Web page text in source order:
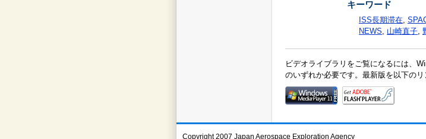
キーワード
ISS長期滞在,
NEWS, 山崎直子,
ビデオライブラリをご覧になるには、
のいずれか必要です。最新版を以下の
Copyright 2007 Japan Aerospace Exploration Agency